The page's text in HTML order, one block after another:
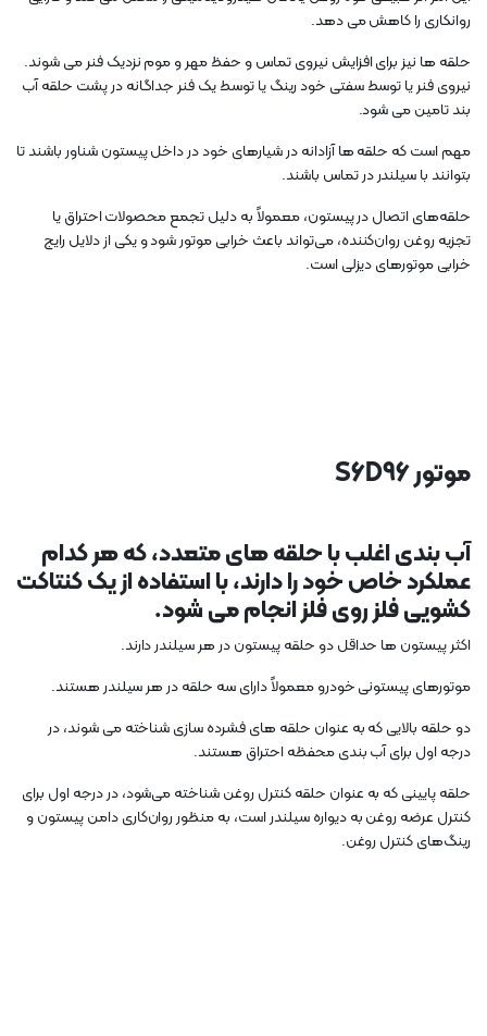
روانکاری را کاهش می دهد.
حلقه ها نیز برای افزایش نیروی تماس و حفظ مهر و موم نزدیک فنر می شوند.
نیروی فنر یا توسط سفتی خود رینگ یا توسط یک فنر جداگانه در پشت حلقه آب
بند تامین می شود.
مهم است که حلقه ها آزادانه در شیارهای خود در داخل پیستون شناور باشند تا
بتوانند با سیلندر در تماس باشند.
حلقه‌های اتصال در پیستون، معمولاً به دلیل تجمع محصولات احتراق یا
تجزیه روغن روان‌کننده، می‌تواند باعث خرابی موتور شود و یکی از دلایل رایج
خرابی موتورهای دیزلی است.
موتور S6D96
آب بندی اغلب با حلقه های متعدد، که هر کدام
عملکرد خاص خود را دارند، با استفاده از یک کنتاکت
کشویی فلز روی فلز انجام می شود.
اکثر پیستون ها حداقل دو حلقه پیستون در هر سیلندر دارند.
موتورهای پیستونی خودرو معمولاً دارای سه حلقه در هر سیلندر هستند.
دو حلقه بالایی که به عنوان حلقه های فشرده سازی شناخته می شوند، در
درجه اول برای آب بندی محفظه احتراق هستند.
حلقه پایینی که به عنوان حلقه کنترل روغن شناخته می‌شود، در درجه اول برای
کنترل عرضه روغن به دیواره سیلندر است، به منظور روان‌کاری دامن پیستون و
رینگ‌های کنترل روغن.